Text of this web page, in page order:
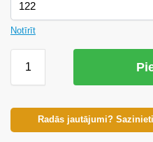
Notīrīt
Radās jautājumi?